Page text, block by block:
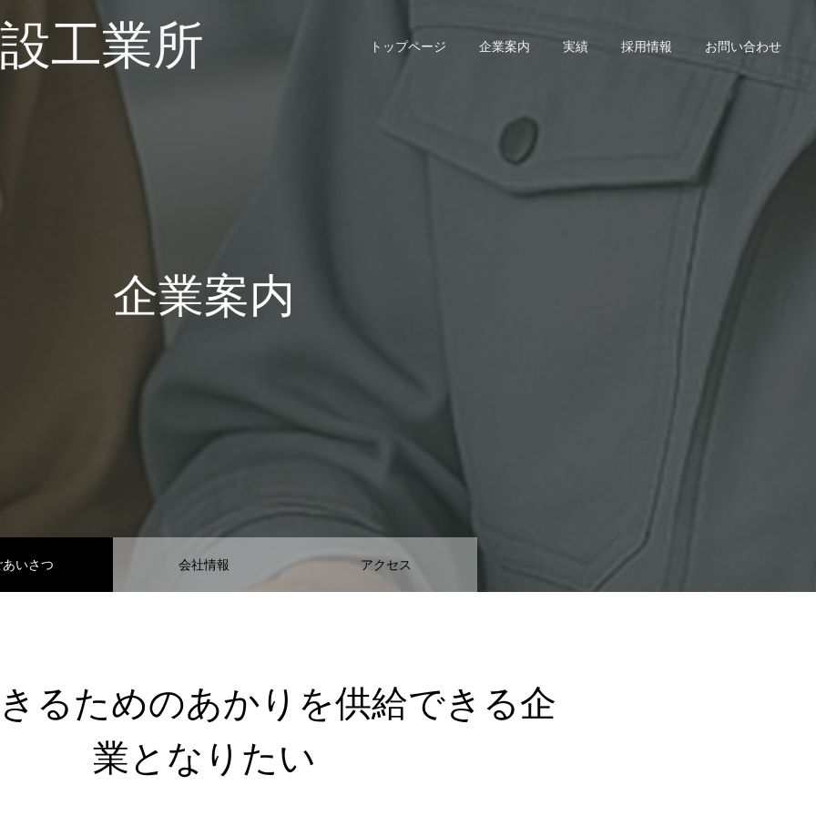
工業所 トップページ 企業案内 実績 採用情報 お問い合わせ
企業案内
あいさつ 会社情報 アクセス
るためのあかりを供給できる企
業となりたい